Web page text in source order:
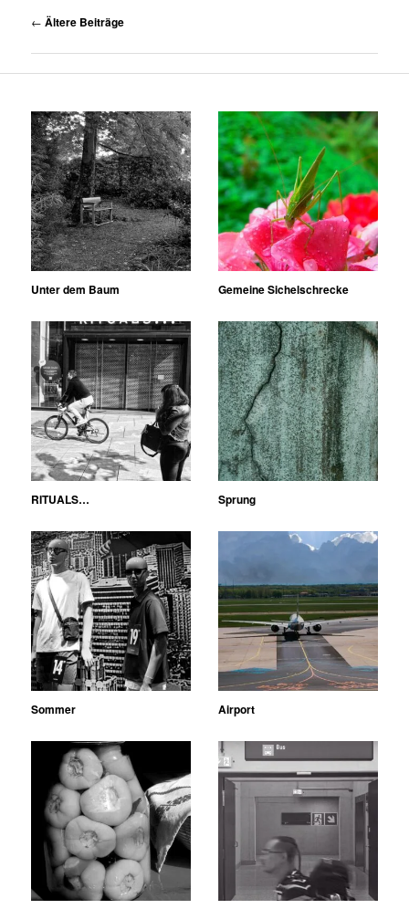
Beitrags-
← Ältere Beiträge
Unter dem Baum Gemeine Sichelschrecke
RITUALS… Sprung
Sommer Airport